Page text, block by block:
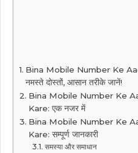
Bina Mobile Number Ke
नमस्ते दोस्तों, आसान तरीके जानें!
Bina Mobile Number Ke
Kare: एक नजर में
Bina Mobile Number Ke
Kare: सम्पूर्ण जानकारी
समस्या और समाधान